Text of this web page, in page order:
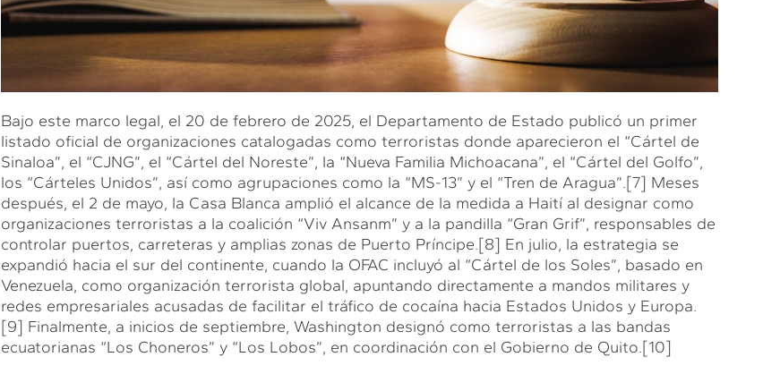
Bajo este marco legal, el 20 de febrero de 2025, el Departamento de Estado publicó un primer
listado oficial de organizaciones catalogadas como terroristas donde aparecieron el “Cártel de
Sinaloa”, el “CJNG”, el “Cártel del Noreste”, la “Nueva Familia Michoacana”, el “Cártel del Golfo”,
los “Cárteles Unidos”, así como agrupaciones como la “MS-13” y el “Tren de Aragua”.[7] Meses
después, el 2 de mayo, la Casa Blanca amplió el alcance de la medida a Haití al designar como
organizaciones terroristas a la coalición “Viv Ansanm” y a la pandilla “Gran Grif”, responsables de
controlar puertos, carreteras y amplias zonas de Puerto Príncipe.[8] En julio, la estrategia se
expandió hacia el sur del continente, cuando la OFAC incluyó al “Cártel de los Soles”, basado en
Venezuela, como organización terrorista global, apuntando directamente a mandos militares y
redes empresariales acusadas de facilitar el tráfico de cocaína hacia Estados Unidos y Europa.
[9] Finalmente, a inicios de septiembre, Washington designó como terroristas a las bandas
ecuatorianas “Los Choneros” y “Los Lobos”, en coordinación con el Gobierno de Quito.[10]